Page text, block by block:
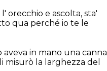
orecchio e ascolta, sta'
qua perché io te le
in mano una canna
misurò la larghezza del